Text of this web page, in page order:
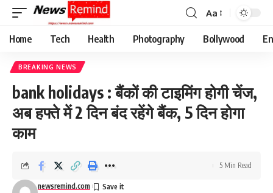
Font
Resizer
Aa
Home Tech Health Photography Bollywood
BREAKING NEWS
bank holidays : बैंकों की टाइमिंग होगी चेंज,
अब हफ्ते में 2 दिन बंद रहेंगे बैंक, 5 दिन होगा
काम
newsremind.com
5 Min Read